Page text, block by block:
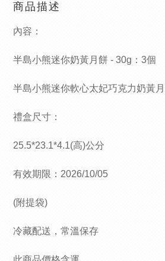
商品描述
內容：
半島小熊迷你奶黃月餅 - 30g：3個
半島小熊迷你軟心太妃巧克力奶黃
禮盒尺寸：
25.5*23.1*4.1(高)公分
有效期限：2026/10/05
(附提袋)
冷藏配送，常溫保存